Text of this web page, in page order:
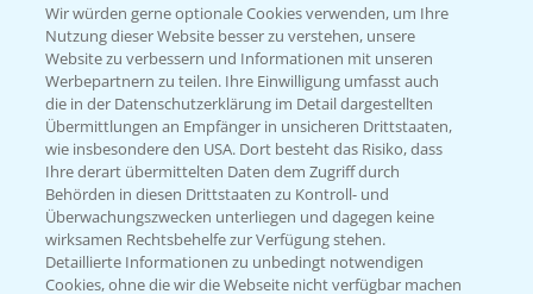
Sammelstellen und Termine
Kontakt & Notfall
Beratung auf WhatsApp
T.+49 (0)174 346 564 1
Wir würden gerne optionale Cookies verwenden, um Ihre
Nutzung dieser Website besser zu verstehen, unsere
Website zu verbessern und Informationen mit unseren
Werbepartnern zu teilen. Ihre Einwilligung umfasst auch
die in der Datenschutzerklärung im Detail dargestellten
Übermittlungen an Empfänger in unsicheren Drittstaaten,
wie insbesondere den USA. Dort besteht das Risiko, dass
Ihre derart übermittelten Daten dem Zugriff durch
Behörden in diesen Drittstaaten zu Kontroll- und
Überwachungszwecken unterliegen und dagegen keine
wirksamen Rechtsbehelfe zur Verfügung stehen.
Detaillierte Informationen zu unbedingt notwendigen
Cookies, ohne die wir die Webseite nicht verfügbar machen